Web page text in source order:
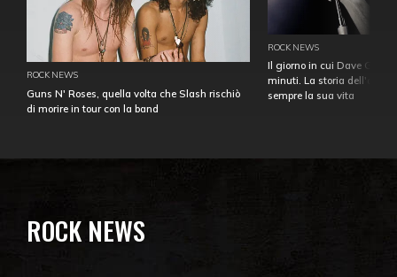
ROCK NEWS
Guns N' Roses, quella volta che Slash rischiò
di morire in tour con la band
ROCK NEWS
Il giorno in cui Dave
minuti. La storia
sempre la sua vita
ROCK NEWS